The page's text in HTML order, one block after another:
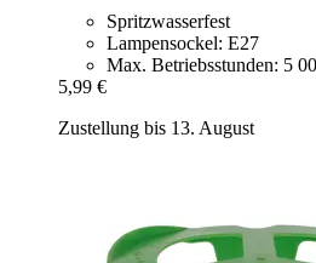
Spritzwasserfest
Lampensockel: E27
Max. Betriebsstunden: 5
5,99 €
Zustellung bis 13. August